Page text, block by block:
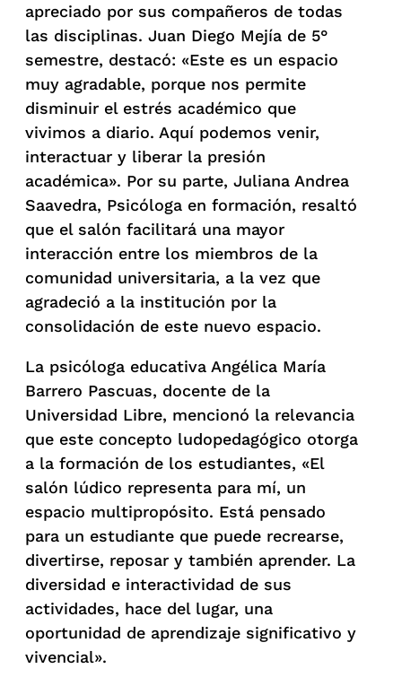
apreciado por sus compañeros de todas
las disciplinas. Juan Diego Mejía de 5°
semestre, destacó: «Este es un espacio
muy agradable, porque nos permite
disminuir el estrés académico que
vivimos a diario. Aquí podemos venir,
interactuar y liberar la presión
académica». Por su parte, Juliana Andrea
Saavedra, Psicóloga en formación, resaltó
que el salón facilitará una mayor
interacción entre los miembros de la
comunidad universitaria, a la vez que
agradeció a la institución por la
consolidación de este nuevo espacio.
La psicóloga educativa Angélica María
Barrero Pascuas, docente de la
Universidad Libre, mencionó la relevancia
que este concepto ludopedagógico otorga
a la formación de los estudiantes, «El
salón lúdico representa para mí, un
espacio multipropósito. Está pensado
para un estudiante que puede recrearse,
divertirse, reposar y también aprender. La
diversidad e interactividad de sus
actividades, hace del lugar, una
oportunidad de aprendizaje significativo y
vivencial».